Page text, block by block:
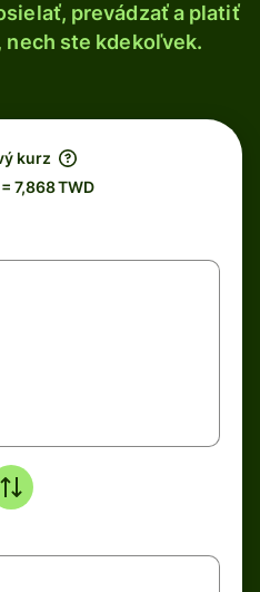
prevádzať a platiť
nech ste kdekoľvek.
kurz
7,868 TWD